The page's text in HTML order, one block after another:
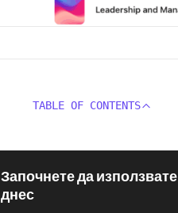
TABLE OF CONTENTS
Започнете да
днес